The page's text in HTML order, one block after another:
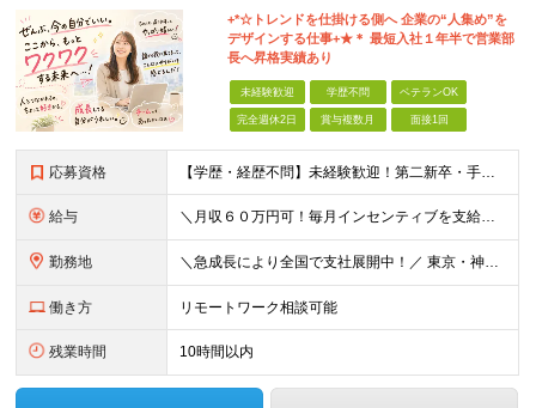
+*☆トレンドを仕掛ける側へ 企業の“⼈集め”を
デザインする仕事+★＊ 最短⼊社１年半で営業部
⻑へ昇格実績あり
未経験歓迎 学歴不問 ベテランOK
完全週休2日 賞与複数月 面接1回
応募資格 【学歴・経歴不問】未経験歓迎！第⼆新卒・⼿に職をつけたい・新たな挑戦者⼤歓迎！⼈柄・意欲重視の採⽤♪ ＼これまでの経験・スキルは⼀切不問／ 新たな⼀歩を全⼒で応援します！ ★経歴・学歴不問 ★未経
給与 ＼⽉収６０万円可！毎⽉インセンティブを⽀給／ ⽉給３０万円〜+ダブルインセンティブ（個⼈+⽀店達成率に応じて） ※営業⼿当含む ▼下記固定残業代を含みます ・関東圏：5万8000円〜（⽉36h分）＋
勤務地 ＼急成⻑により全国で⽀社展開中！／ 東京・神奈川・埼⽟・千葉・⼤阪・名古屋・神⼾・新潟・⾦沢・京都・広島・福岡などで募集中！ ★東京、⼤阪、名古屋、福岡は急募のため、特に選考優遇します★ ◎勤務地は
働き方 リモートワーク相談可能
残業時間 10時間以内